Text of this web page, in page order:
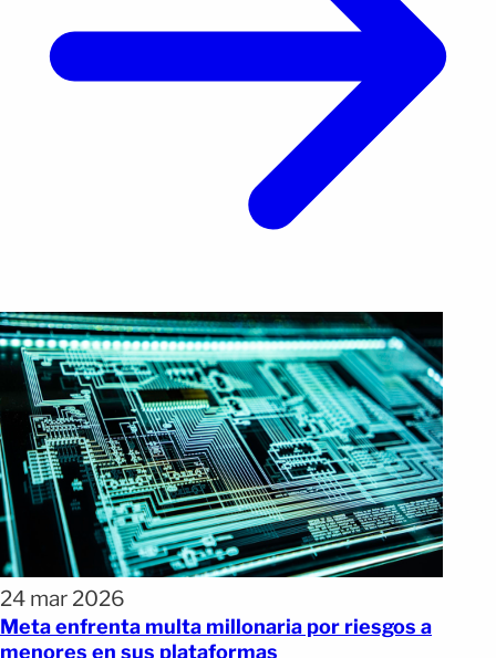
24 mar 2026
Meta enfrenta multa millonaria por riesgos a
menores en sus plataformas